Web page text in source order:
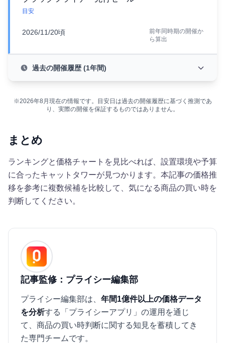
目安
2026/11/20頃
前年同時期の開催か
ら算出
過去の開催履歴 (1年間)
※2026年8月現在の情報です。目安日は過去の開催履歴に基づく推測であ
り、実際の開催を保証するものではありません。
まとめ
ランキングと価格チャートを見比べれば、設置環境や予算
に合ったキャットタワーが見つかります。本記事の価格推
移を参考に複数候補を比較して、気になる商品の買い時を
判断してください。
記事監修：プライシー編集部
プライシー編集部は、 年間1億件以上の価格データ
を分析する「プライシーアプリ」の運用を通じ
て、商品の買い時判断に関する知見を蓄積してき
た専門チームです。